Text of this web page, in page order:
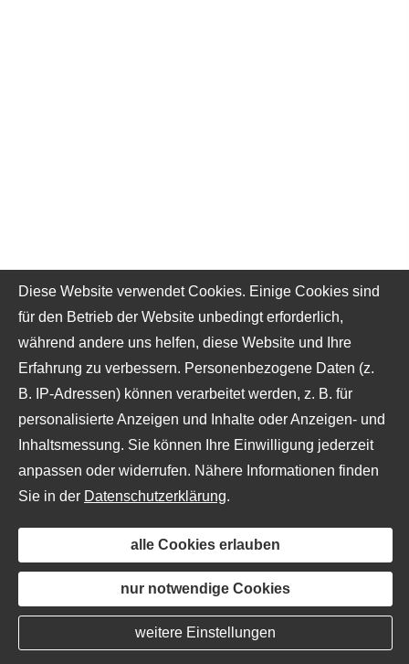
Diese Website verwendet Cookies. Einige Cookies sind
für den Betrieb der Website unbedingt erforderlich,
während andere uns helfen, diese Website und Ihre
Erfahrung zu verbessern. Personenbezogene Daten (z.
B. IP-Adressen) können verarbeitet werden, z. B. für
personalisierte Anzeigen und Inhalte oder Anzeigen- und
Inhaltsmessung. Sie können Ihre Einwilligung jederzeit
anpassen oder widerrufen. Nähere Informationen finden
Sie in der Datenschutzerklärung.
alle Cookies erlauben
nur notwendige Cookies
weitere Einstellungen